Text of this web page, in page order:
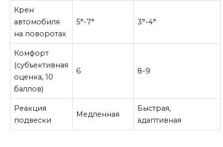
Крен
автомобиля
на поворотах
5°-7° 3°-4°
Комфорт
(субъективная
оценка, 10
баллов)
6 8-9
Реакция
подвески
Медленная
Быстрая,
адаптивная